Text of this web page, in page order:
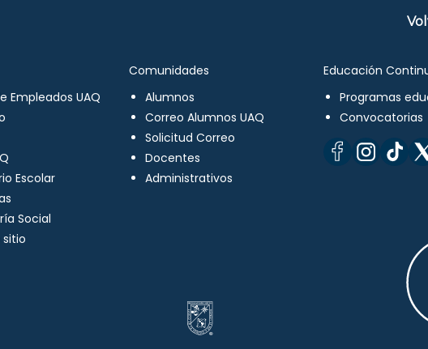
Empleados UAQ
Escolar
Social
Comunidades
Alumnos
Correo Alumnos UAQ
Solicitud Correo
Docentes
Administrativos
Educación
Programas
Convocatorias